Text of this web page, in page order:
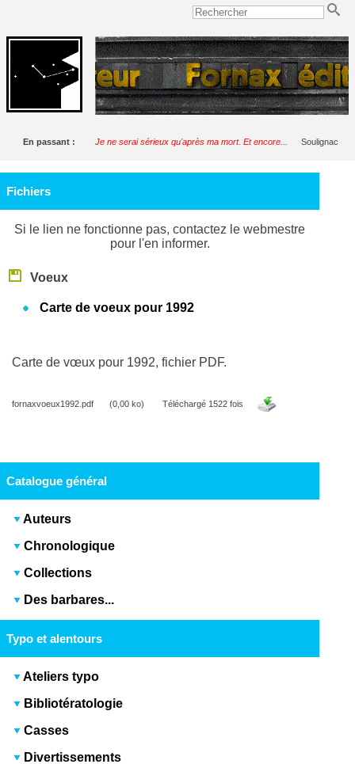
En passant : Je ne serai sérieux qu'après ma mort. Et encore... Soulignac
Fichiers
Si le lien ne fonctionne pas, contactez le webmestre
pour l'en informer.
Voeux
Carte de voeux pour 1992
Carte de vœux pour 1992, fichier PDF.
fornaxvoeux1992.pdf (0,00 ko) Téléchargé 1522 fois
Catalogue général
Auteurs
Chronologique
Collections
Des barbares...
Typo et alentours
Ateliers typo
Bibliotératologie
Casses
Divertissements